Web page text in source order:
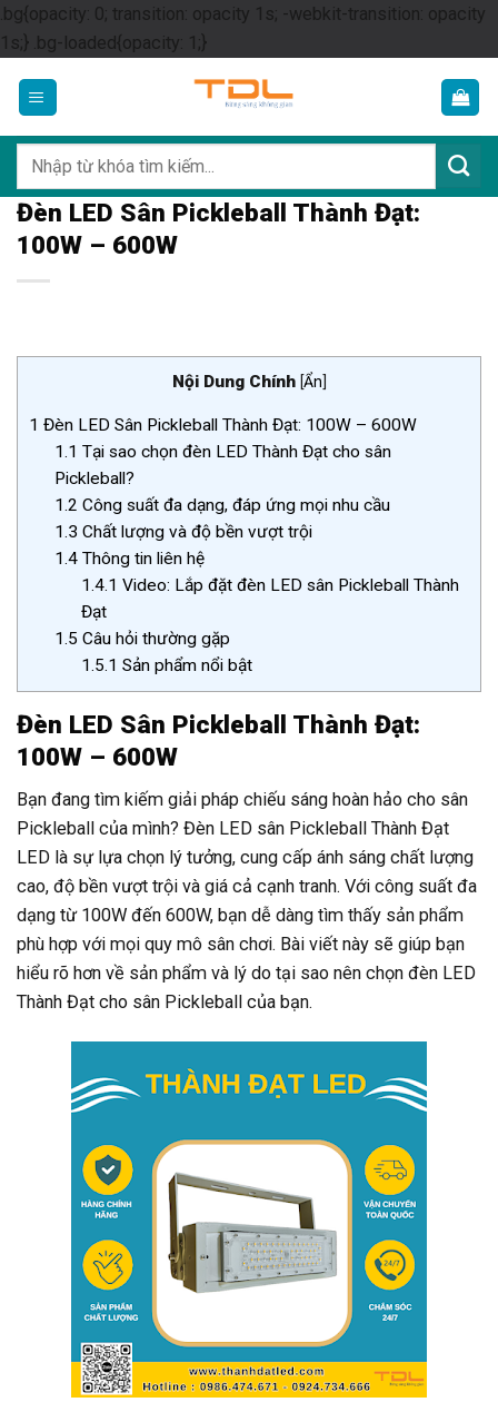
.bg{opacity: 0; transition: opacity 1s; -webkit-transition: opacity
1s;} .bg-loaded{opacity: 1;}Skip
content
kiếm:
Đèn LED Sân Pickleball Thành Đạt:
100W – 600W
Nội Dung Chính [Ẩn]
1 Đèn LED Sân Pickleball Thành Đạt: 100W – 600W
1.1 Tại sao chọn đèn LED Thành Đạt cho sân
Pickleball?
1.2 Công suất đa dạng, đáp ứng mọi nhu cầu
1.3 Chất lượng và độ bền vượt trội
1.4 Thông tin liên hệ
1.4.1 Video: Lắp đặt đèn LED sân Pickleball Thành
Đạt
1.5 Câu hỏi thường gặp
1.5.1 Sản phẩm nổi bật
Đèn LED Sân Pickleball Thành Đạt:
100W – 600W
Bạn đang tìm kiếm giải pháp chiếu sáng hoàn hảo cho sân
Pickleball của mình? Đèn LED sân Pickleball Thành Đạt
LED là sự lựa chọn lý tưởng, cung cấp ánh sáng chất lượng
cao, độ bền vượt trội và giá cả cạnh tranh. Với công suất đa
dạng từ 100W đến 600W, bạn dễ dàng tìm thấy sản phẩm
phù hợp với mọi quy mô sân chơi. Bài viết này sẽ giúp bạn
hiểu rõ hơn về sản phẩm và lý do tại sao nên chọn đèn LED
Thành Đạt cho sân Pickleball của bạn.